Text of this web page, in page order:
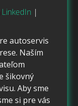
LinkedIn |
autoservis
Naším
šikovný
Aby sme
si pre vás